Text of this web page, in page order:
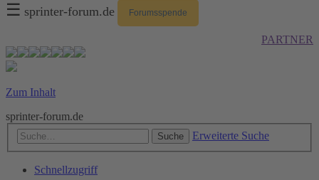
☰ sprinter-forum.de Forumsspende
PARTNER
Zum Inhalt
sprinter-forum.de
Suche Erweiterte Suche
Schnellzugriff